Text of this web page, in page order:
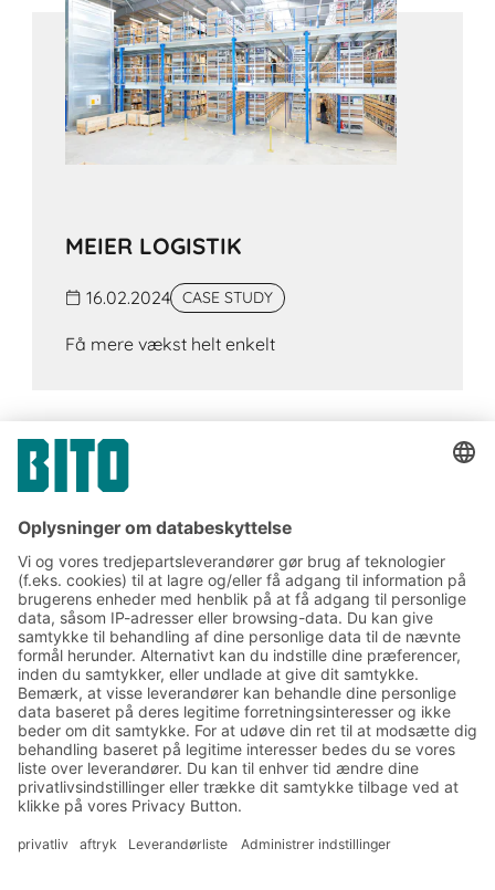
MEIER LOGISTIK
16.02.2024 CASE STUDY
Få mere vækst helt enkelt
Tilmeld dig vores BITO
nyhedsbrev:
Nyheder og viden om lager
og logistik
Eksklusiv rabat
Produktnyheder
Tilmeld dig vores nyhedsbrev